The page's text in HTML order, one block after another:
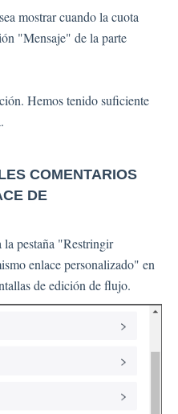
mostrar cuando la cuota
"Mensaje" de la parte
Hemos tenido suficiente
COMENTARIOS
DE
la pestaña "Restringir
enlace personalizado" en
de edición de flujo.